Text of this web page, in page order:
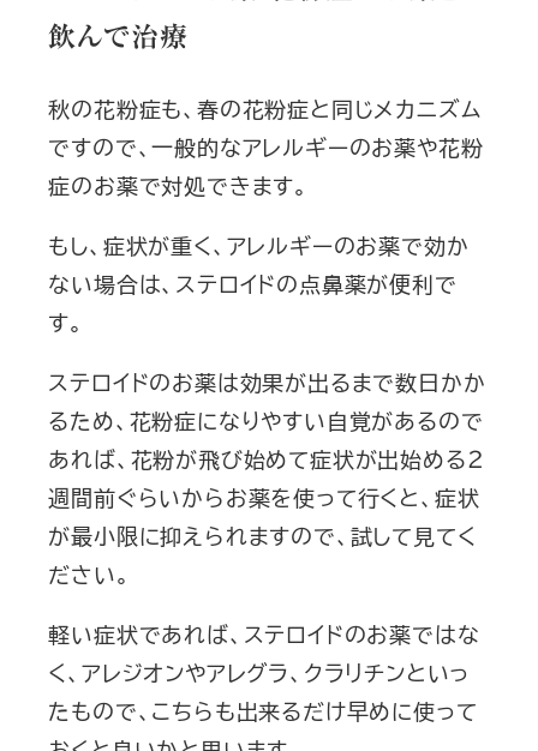
飲んで治療
秋の花粉症も、春の花粉症と同じメカニズム
ですので、一般的なアレルギーのお薬や花粉
症のお薬で対処できます。
もし、症状が重く、アレルギーのお薬で効か
ない場合は、ステロイドの点鼻薬が便利で
す。
ステロイドのお薬は効果が出るまで数日かか
るため、花粉症になりやすい自覚があるので
あれば、花粉が飛び始めて症状が出始める２
週間前ぐらいからお薬を使って行くと、症状
が最小限に抑えられますので、試して見てく
ださい。
軽い症状であれば、ステロイドのお薬ではな
く、アレジオンやアレグラ、クラリチンといっ
たもので、こちらも出来るだけ早めに使って